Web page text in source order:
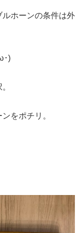
ホーンの条件は外
･)
をポチリ。